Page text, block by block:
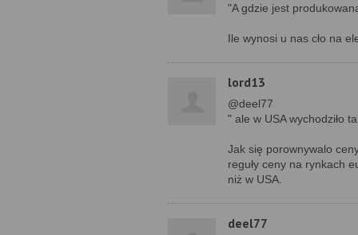
"A gdzie jest
Ile wynosi u nas cło na
lord13
@deel77
" ale w USA wychodziło
Jak się porownywalo
reguły ceny na rynkach
niż w USA.
deel77